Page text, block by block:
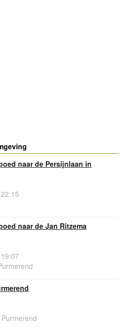
naar de Persijnlaan in
naar de Jan Ritzema